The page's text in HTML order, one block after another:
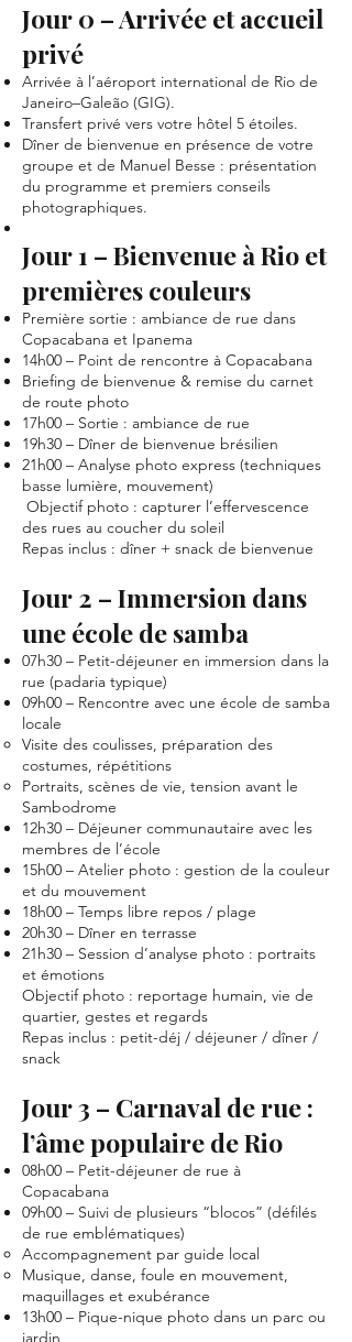
Jour 0 – Arrivée et accueil
privé
Arrivée à l’aéroport international de Rio de
Janeiro–Galeão (GIG).
Transfert privé vers votre hôtel 5 étoiles.
Dîner de bienvenue en présence de votre
groupe et de Manuel Besse : présentation
du programme et premiers conseils
photographiques.
Jour 1 – Bienvenue à Rio et
premières couleurs
Première sortie : ambiance de rue dans
Copacabana et Ipanema
14h00 – Point de rencontre à Copacabana
Briefing de bienvenue & remise du carnet
de route photo
17h00 – Sortie : ambiance de rue
19h30 – Dîner de bienvenue brésilien
21h00 – Analyse photo express (techniques
basse lumière, mouvement)
Objectif photo : capturer l’effervescence
des rues au coucher du soleil
Repas inclus : dîner + snack de bienvenue
Jour 2 – Immersion dans
une école de samba
07h30 – Petit-déjeuner en immersion dans la
rue (padaria typique)
09h00 – Rencontre avec une école de samba
locale
Visite des coulisses, préparation des
costumes, répétitions
Portraits, scènes de vie, tension avant le
Sambodrome
12h30 – Déjeuner communautaire avec les
membres de l’école
15h00 – Atelier photo : gestion de la couleur
et du mouvement
18h00 – Temps libre repos / plage
20h30 – Dîner en terrasse
21h30 – Session d’analyse photo : portraits
et émotions
Objectif photo : reportage humain, vie de
quartier, gestes et regards
Repas inclus : petit-déj / déjeuner / dîner /
snack
Jour 3 – Carnaval de rue :
l’âme populaire de Rio
08h00 – Petit-déjeuner de rue à
Copacabana
09h00 – Suivi de plusieurs “blocos” (défilés
de rue emblématiques)
Accompagnement par guide local
Musique, danse, foule en mouvement,
maquillages et exubérance
13h00 – Pique-nique photo dans un parc ou